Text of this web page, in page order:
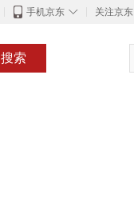
◇
手机京东 关注京东
搜索